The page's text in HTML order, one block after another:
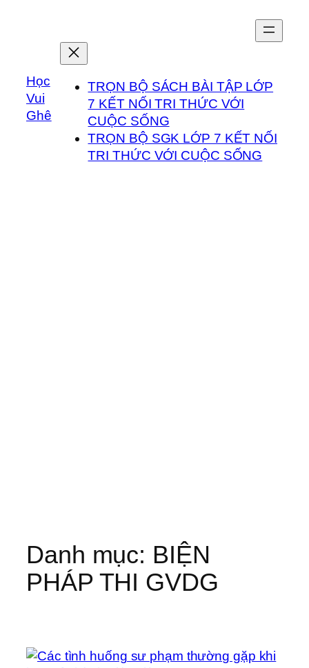
dungHọc
Vui
Ghê
TRỌN BỘ SÁCH BÀI TẬP LỚP
7 KẾT NỐI TRI THỨC VỚI
CUỘC SỐNG
TRỌN BỘ SGK LỚP 7 KẾT NỐI
TRI THỨC VỚI CUỘC SỐNG
Danh mục: BIỆN
PHÁP THI GVDG